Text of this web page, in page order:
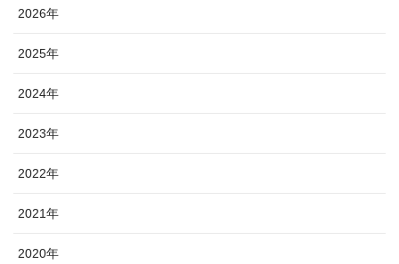
2026年
2025年
2024年
2023年
2022年
2021年
2020年